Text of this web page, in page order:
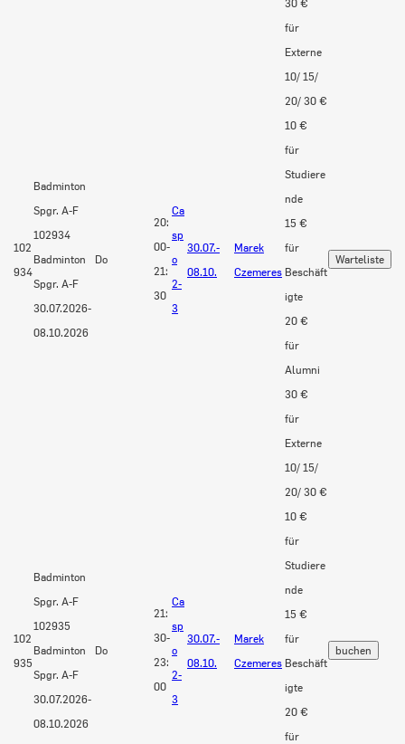
30 €
für
Externe
102
934
Badminton
Spgr. A-F
102934
Badminton
Spgr. A-F
30.07.2026-
08.10.2026
Do
20:
00-
21:
30
Ca
sp
o
2-
3
30.07.-
08.10.
Marek
Czemeres
10/ 15/
20/ 30 €
10 €
für
Studiere
nde
15 €
für
Beschäft
igte
20 €
für
Alumni
30 €
für
Externe
102
935
Badminton
Spgr. A-F
102935
Badminton
Spgr. A-F
30.07.2026-
08.10.2026
Do
21:
30-
23:
00
Ca
sp
o
2-
3
30.07.-
08.10.
Marek
Czemeres
10/ 15/
20/ 30 €
10 €
für
Studiere
nde
15 €
für
Beschäft
igte
20 €
für